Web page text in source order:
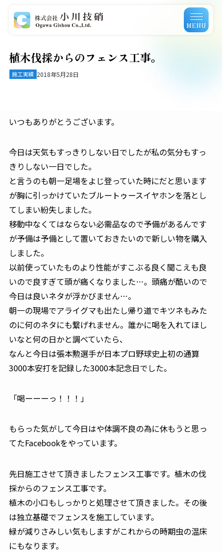
MENU
植木伐採からのフェンス工事。
施工実績 2018年5月28日
いつもありがとうございます。
今日は天気もすっきりしない日でしたが私の気分もすっ
きりしない一日でした。
と言うのも朝一足場をよじ登っていた時にだと思います
が胸に引っかけていたブルートゥースイヤホンを落とし
てしまい紛失しました。
移動中なくてはならない必需品なので予備があるんです
が予備は予備として置いておきたいので新しい物を購入
しました。
以前使っていたものより性能がすこぶる良く聞こえも良
いので良すぎて頭が痛くなりました…。頭痛が酷いので
今日は良いネタが浮かびません…。
朝一の現場でアライグマも出たし帰り道でキツネもみた
のに何のネタにも繋げれません。誰かに喝を入れてほし
いなと何の日かと調べていたら、
なんと今日は張本勲選手が日本プロ野球史上初の通算
3000本安打を記録した3000本記念日でした。
「喝ーーーっ！！！」
もらった気がして今日はや体調不良の為に休もうと思っ
てたFacebookをやっています。
先日施工させて頂きましたフェンス工事です。植木の伐
採からのフェンス工事です。
植木の小口もしっかりと処理させて頂きました。その後
は独立基礎でフェンスを施工しています。
緑が減りさみしい気もしますがこれからの時期虫の温床
にもなります。